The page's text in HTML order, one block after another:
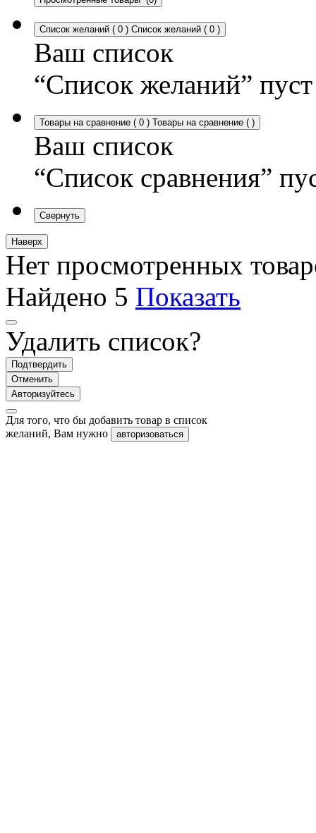
Список желаний ( 0 ) Список желаний ( 0 )
Ваш список
“Список желаний” пуст
Товары на сравнение ( 0 ) Товары на сравнение ( )
Ваш список
“Список сравнения”
Свернуть
Наверх
Нет просмотренных
Найдено 5 Показать
Удалить список?
Подтвердить
Отменить
Авторизуйтесь
Для того, что бы добавить товар в список
желаний, Вам нужно
авторизоваться